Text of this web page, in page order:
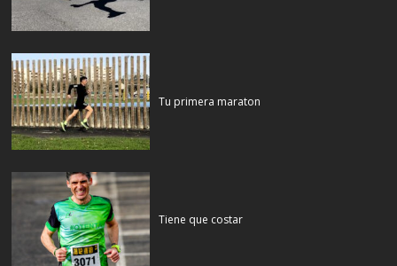
Tu primera maraton
Tiene que costar